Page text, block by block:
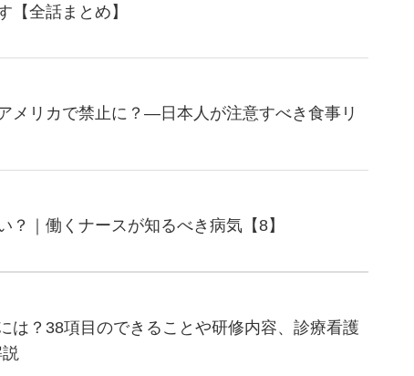
【全話まとめ】
メリカで禁止に？―日本人が注意すべき食事リ
？｜働くナースが知るべき病気【8】
は？38項目のできることや研修内容、診療看護